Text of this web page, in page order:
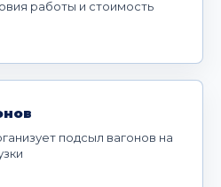
работы и стоимость
подсыл вагонов на